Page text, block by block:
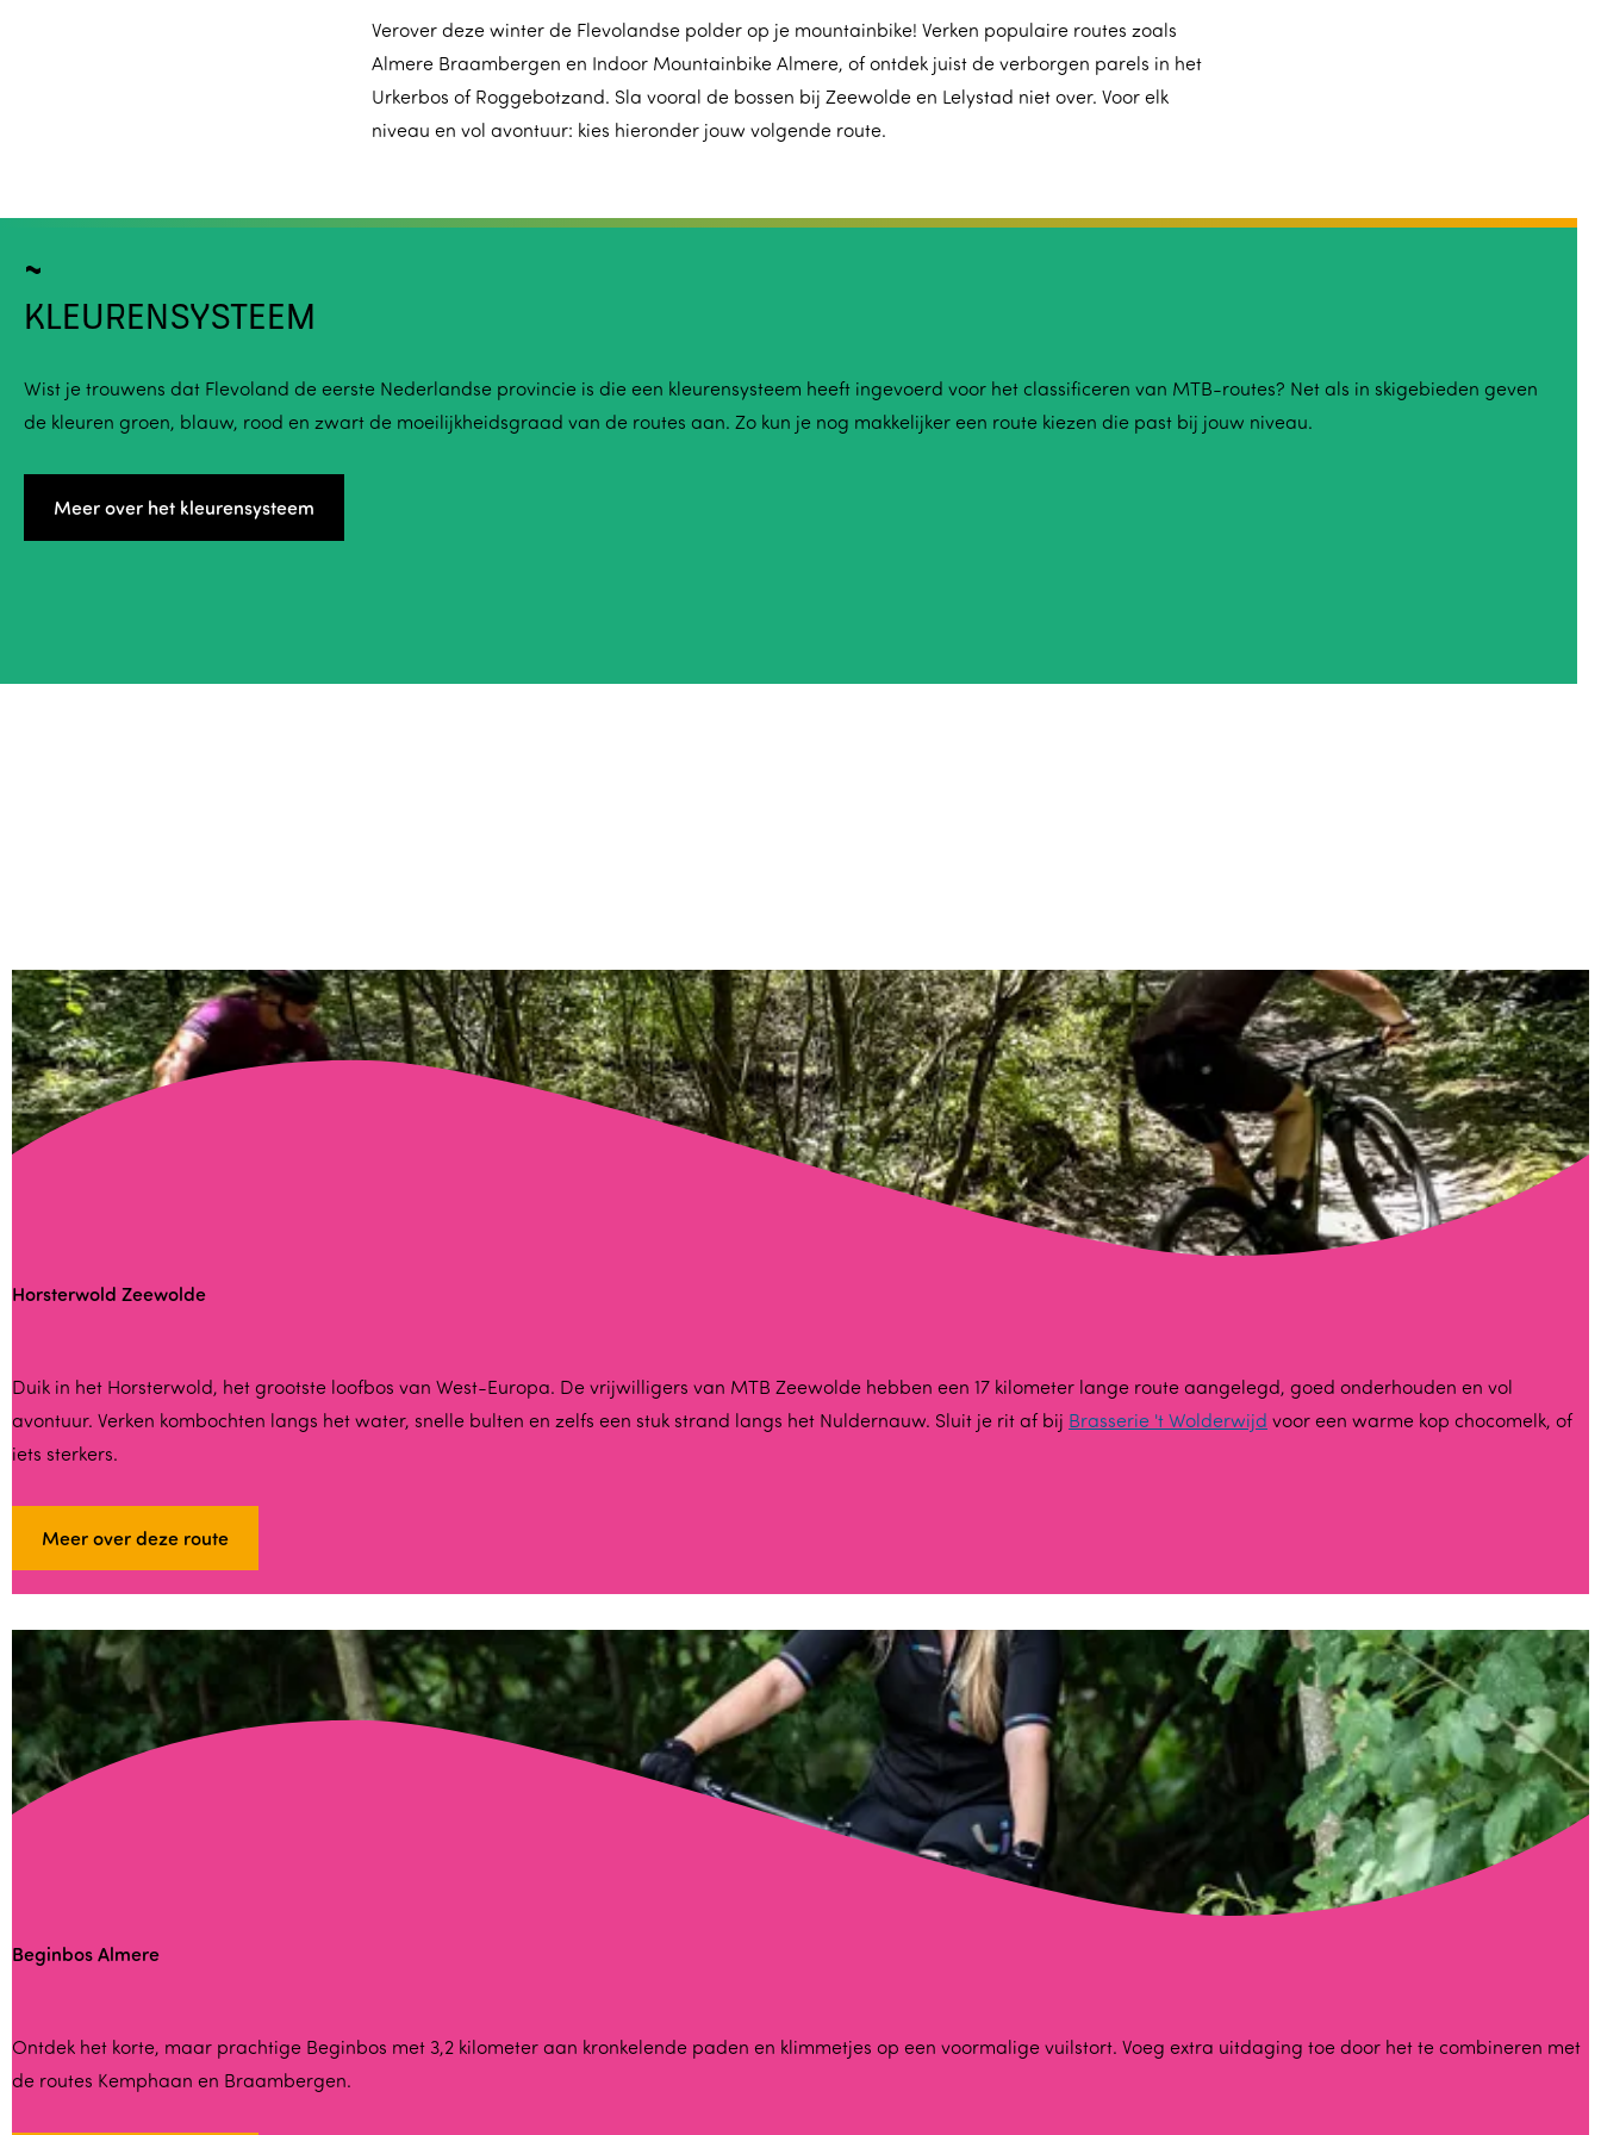
Verover deze winter de Flevolandse polder op je mountainbike! Verken populaire routes zoals
Almere Braambergen en Indoor Mountainbike Almere, of ontdek juist de verborgen parels in het
Urkerbos of Roggebotzand. Sla vooral de bossen bij Zeewolde en Lelystad niet over. Voor elk
niveau en vol avontuur: kies hieronder jouw volgende route.
KLEURENSYSTEEM
Wist je trouwens dat Flevoland de eerste Nederlandse provincie is die een kleurensysteem heeft ingevoerd voor het classificeren van MTB-routes? Net als in skigebieden geven
de kleuren groen, blauw, rood en zwart de moeilijkheidsgraad van de routes aan. Zo kun je nog makkelijker een route kiezen die past bij jouw niveau.
Meer over het kleurensysteem
Horsterwold Zeewolde
H
o
r
e
r
w
o
d
Z
e
l
Duik in het Horsterwold, het grootste loofbos van West-Europa. De vrijwilligers van MTB Zeewolde hebben een 17 kilometer lange route aangelegd, goed onderhouden en vol
avontuur. Verken kombochten langs het water, snelle bulten en zelfs een stuk strand langs het Nuldernauw. Sluit je rit af bij Brasserie 't Wolderwijd voor een warme kop chocomelk, of
iets sterkers.
Meer over deze route
Beginbos Almere
B
e
Ontdek het korte, maar prachtige Beginbos met 3,2 kilometer aan kronkelende paden en klimmetjes op een voormalige vuilstort. Voeg extra uitdaging toe door het te combineren met
de routes Kemphaan en Braambergen.